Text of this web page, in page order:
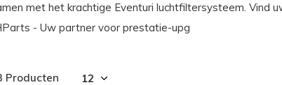
met het krachtige Eventuri luchtfiltersysteem. Vind
- Uw partner voor prestatie-upg
Producten